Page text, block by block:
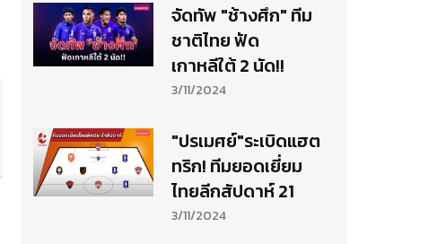
จัดทัพ "ช้างศึก" ทีม
ชาติไทย ฟัด
เกาหลีใต้ 2 นัด!!
3/11/2024
"ปรเมศย์"ระเบิดแฮต
ทริก! ทีมยอดเยี่ยม
ไทยลีกสัปดาห์ 21
3/11/2024